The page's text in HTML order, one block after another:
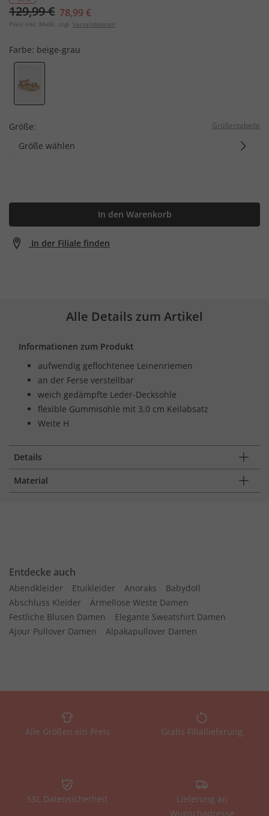
129,99 € 78,99 €
Preis inkl. MwSt. zzgl. Versandkosten
Farbe: beige-grau
Größe: Größentabelle
Größe wählen
In den Warenkorb
In der Filiale finden
Alle Details zum Artikel
Informationen zum Produkt
aufwendig geflochtenee Leinenriemen
an der Ferse verstellbar
weich gedämpfte Leder-Decksohle
flexible Gummisohle mit 3,0 cm Keilabsatz
Weite H
Details
Material
Entdecke auch
Abendkleider Etuikleider Anoraks
Babydoll
Abschluss Kleider
Ärmellose Weste Damen
Festliche Blusen Damen
Elegante Sweatshirt Damen
Ajour Pullover Damen
Alpakapullover Damen
Alle Größen ein Preis Gratis Filiallieferung
SSL Datensicherheit
Lieferung an
Wunschadresse